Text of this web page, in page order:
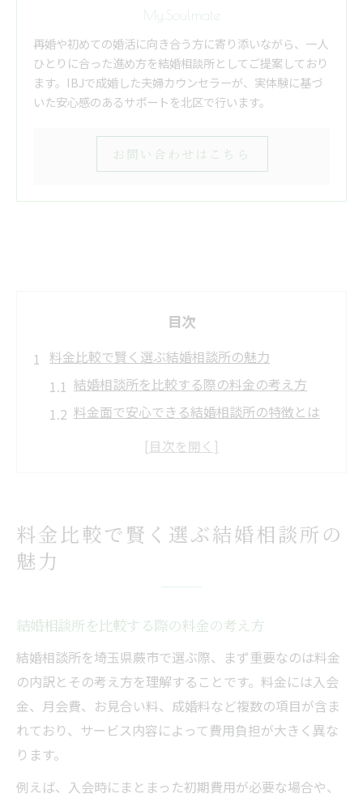
My.Soulmate
再婚や初めての婚活に向き合う方に寄り添いながら、一人
ひとりに合った進め方を結婚相談所としてご提案しており
ます。IBJで成婚した夫婦カウンセラーが、実体験に基づ
いた安心感のあるサポートを北区で行います。
お問い合わせはこちら
目次
料金比較で賢く選ぶ結婚相談所の魅力
結婚相談所を比較する際の料金の考え方
料金面で安心できる結婚相談所の特徴とは
結婚相談所の料金体系とサービス内容を理
結婚相談所の料金とサポート体制の関係性
結婚相談所で理想を叶えるための選び方解
説
埼玉県蕨市で注目される結婚相談所の基準
結婚相談所選びで後悔しないための見極め
方
結婚相談所のサポート体制をしっかり確認
料金比較で賢く選ぶ結婚相談所の
魅力
結婚相談所を比較する際の料金の考え方
結婚相談所を埼玉県蕨市で選ぶ際、まず重要なのは料金
の内訳とその考え方を理解することです。料金には入会
金、月会費、お見合い料、成婚料など複数の項目が含ま
れており、サービス内容によって費用負担が大きく異な
ります。
例えば、入会時にまとまった初期費用が必要な場合や、